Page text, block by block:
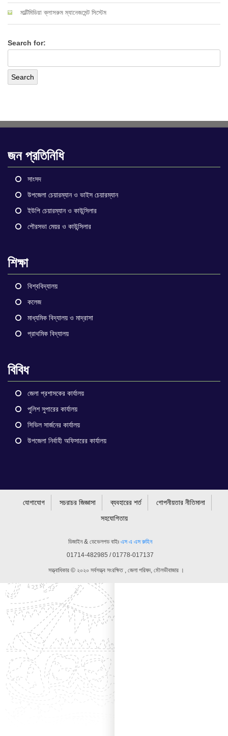
মাল্টিমিডিয়া ক্লাসরুম ম্যানেজমেন্ট সিস্টেম
Search for:
জন প্রতিনিধি
সাংসদ
উপজেলা চেয়ারম্যান ও ভাইস চেয়ারম্যান
ইউপি চেয়ারম্যান ও কাউন্সিলার
পৌরসভা মেয়র ও কাউন্সিলার
শিক্ষা
বিশ্ববিদ্যালয়
কলেজ
মাধ্যমিক বিদ্যালয় ও মাদ্রাসা
প্রাথমিক বিদ্যালয়
বিবিধ
জেলা প্রশাসকের কার্যালয়
পুলিশ সুপারের কার্যালয়
সিভিল সার্জনের কার্যালয়
উপজেলা নির্বাহী অফিসারের কার্যালয়
যোগাযোগ সচরাচর জিজ্ঞাসা ব্যবহারের শর্ত
গোপনীয়তার নীতিমালা
সহযোগিতায়
ডিজাইন & ডেভেলপড বাইঃ এস এ এস রুহিন
01714-482985 / 01778-017137
সত্ত্বাধিকার © ২০২০ সর্বসত্ত্ব সংরক্ষিত , জেলা পরিষদ, মৌলভীবাজার ।